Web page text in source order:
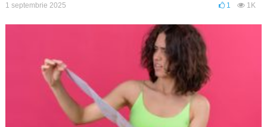
1 septembrie 2025 1 1K